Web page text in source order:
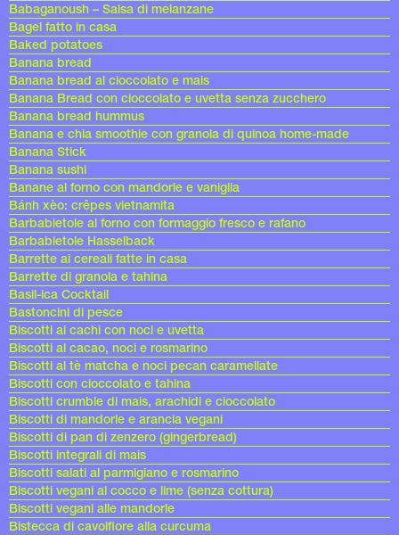
Babaganoush – Salsa di melanzane
Bagel fatto in casa
Baked potatoes
Banana bread
Banana bread al cioccolato e mais
Banana Bread con cioccolato e uvetta senza zucchero
Banana bread hummus
Banana e chia smoothie con granola di quinoa home-made
Banana Stick
Banana sushi
Banane al forno con mandorle e vaniglia
Bánh xèo: crêpes vietnamita
Barbabietole al forno con formaggio fresco e rafano
Barbabietole Hasselback
Barrette ai cereali fatte in casa
Barrette di granola e tahina
Basil-ica Cocktail
Bastoncini di pesce
Biscotti ai cachi con noci e uvetta
Biscotti al cacao, noci e rosmarino
Biscotti al tè matcha e noci pecan caramellate
Biscotti con cioccolato e tahina
Biscotti crumble di mais, arachidi e cioccolato
Biscotti di mandorle e arancia vegani
Biscotti di pan di zenzero (gingerbread)
Biscotti integrali di mais
Biscotti salati al parmigiano e rosmarino
Biscotti vegani al cocco e lime (senza cottura)
Biscotti vegani alle mandorle
Bistecca di cavolfiore alla curcuma